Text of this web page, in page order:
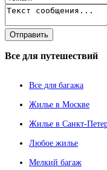
Все для путешествий
Все для багажа
Жилье в Москве
Жилье в Санкт-
Любое жилье
Мелкий багаж